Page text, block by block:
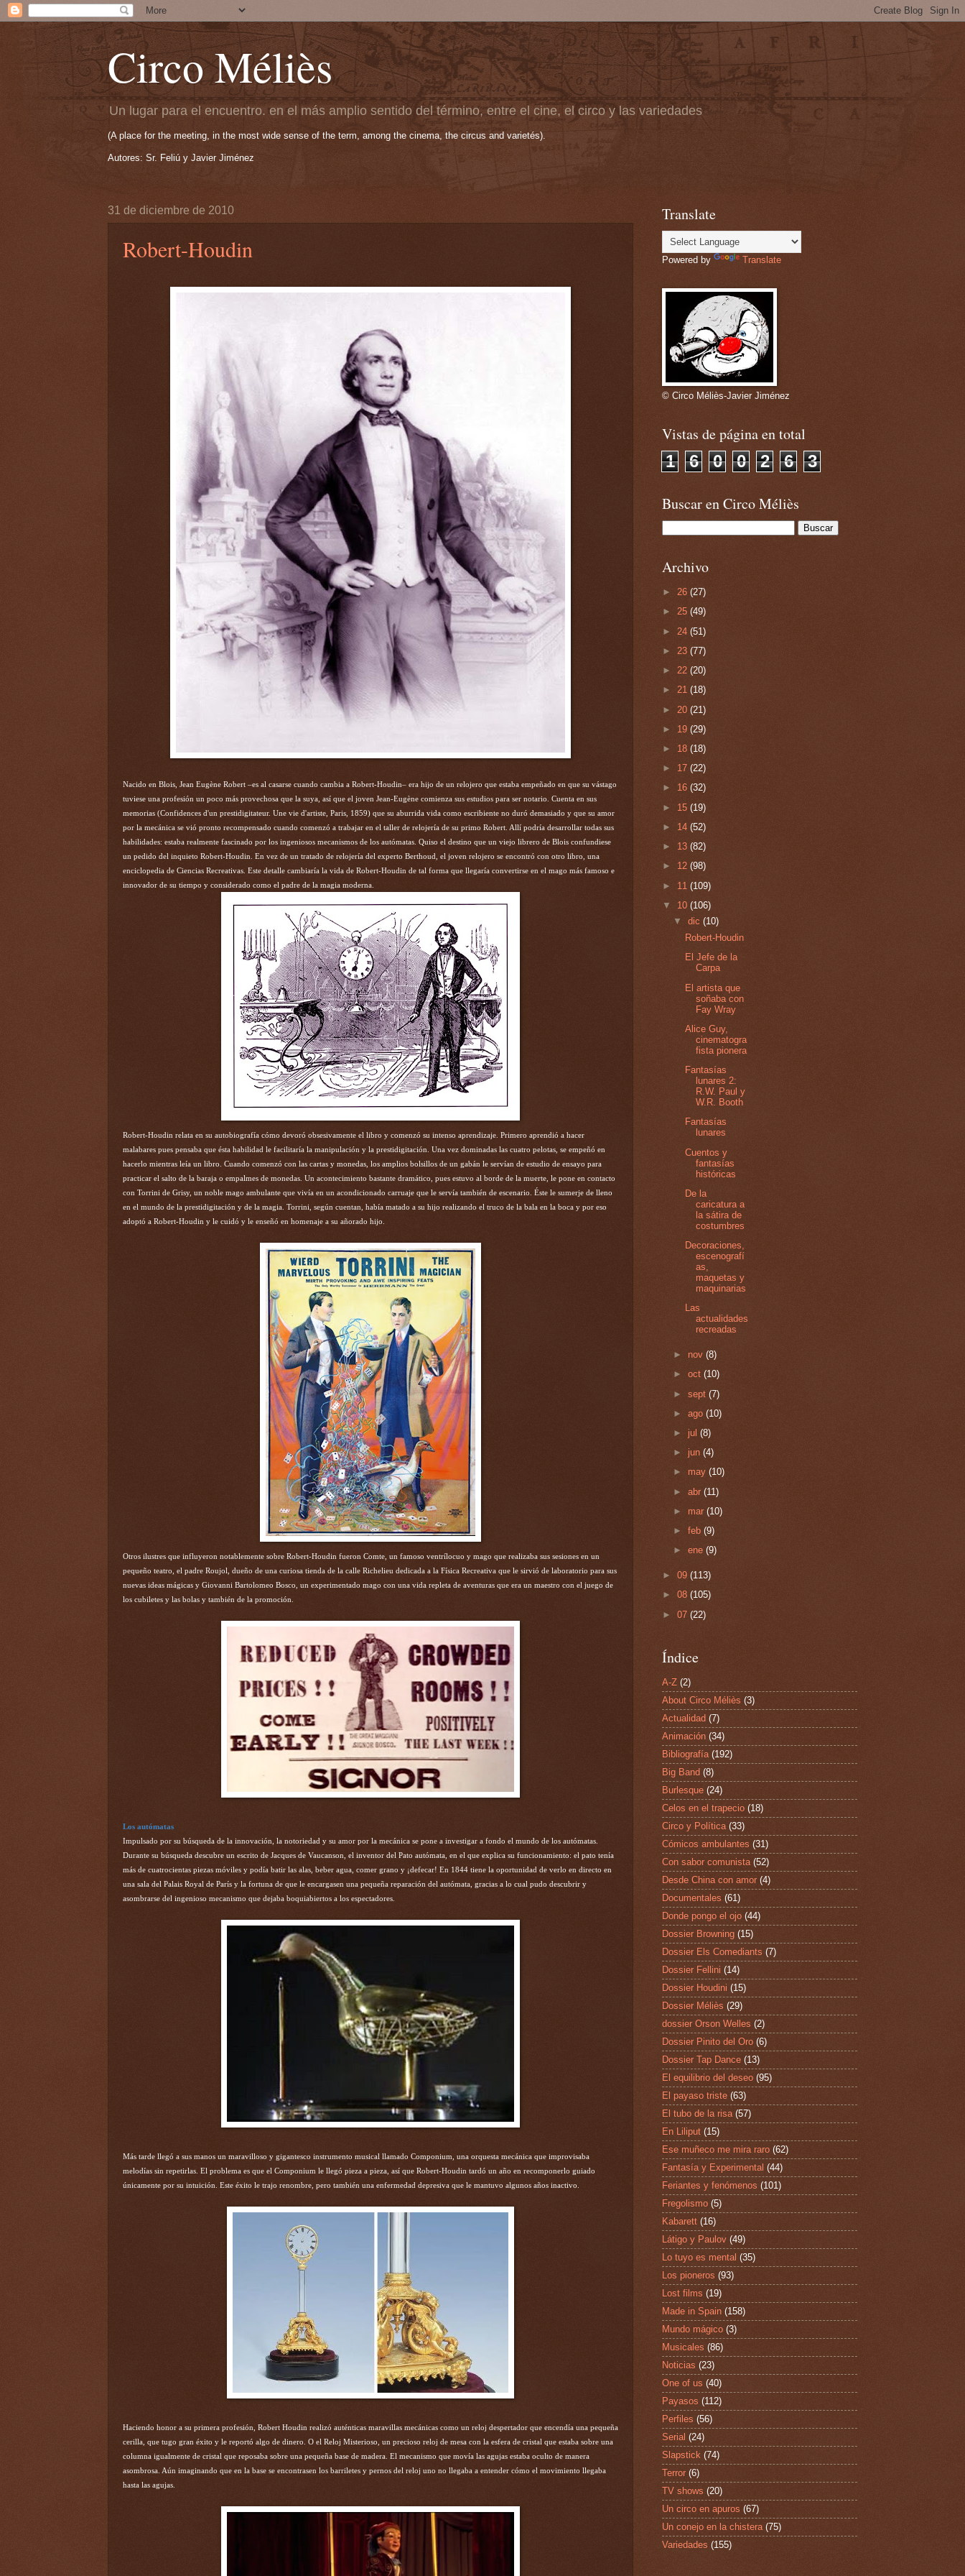
Circo Méliès
Un lugar para el encuentro. en el más amplio sentido del término, entre el cine, el circo y las variedades
(A place for the meeting, in the most wide sense of the term, among the cinema, the circus and varietés).
Autores: Sr. Feliú y Javier Jiménez
31 de diciembre de 2010
Robert-Houdin
Nacido en Blois, Jean Eugène Robert –es al casarse cuando cambia a Robert-Houdin– era hijo de un relojero que estaba empeñado en que su vástago
tuviese una profesión un poco más provechosa que la suya, así que el joven Jean-Eugène comienza sus estudios para ser notario. Cuenta en sus
memorias (Confidences d'un prestidigitateur. Une vie d'artiste, Paris, 1859) que su aburrida vida como escribiente no duró demasiado y que su amor
por la mecánica se vió pronto recompensado cuando comenzó a trabajar en el taller de relojería de su primo Robert. Allí podría desarrollar todas sus
habilidades: estaba realmente fascinado por los ingeniosos mecanismos de los autómatas. Quiso el destino que un viejo librero de Blois confundiese
un pedido del inquieto Robert-Houdin. En vez de un tratado de relojería del experto Berthoud, el joven relojero se encontró con otro libro, una
enciclopedia de Ciencias Recreativas. Este detalle cambiaría la vida de Robert-Houdin de tal forma que llegaría convertirse en el mago más famoso e
innovador de su tiempo y considerado como el padre de la magia moderna.
Robert-Houdin relata en su autobiografía cómo devoró obsesivamente el libro y comenzó su intenso aprendizaje. Primero aprendió a hacer
malabares pues pensaba que ésta habilidad le facilitaría la manipulación y la prestidigitación. Una vez dominadas las cuatro pelotas, se empeñó en
hacerlo mientras leía un libro. Cuando comenzó con las cartas y monedas, los amplios bolsillos de un gabán le servían de estudio de ensayo para
practicar el salto de la baraja o empalmes de monedas. Un acontecimiento bastante dramático, pues estuvo al borde de la muerte, le pone en contacto
con Torrini de Grisy, un noble mago ambulante que vivía en un acondicionado carruaje que le servía también de escenario. Éste le sumerje de lleno
en el mundo de la prestidigitación y de la magia. Torrini, según cuentan, había matado a su hijo realizando el truco de la bala en la boca y por eso
adoptó a Robert-Houdin y le cuidó y le enseñó en homenaje a su añorado hijo.
Otros ilustres que influyeron notablemente sobre Robert-Houdin fueron Comte, un famoso ventrílocuo y mago que realizaba sus sesiones en un
pequeño teatro, el padre Roujol, dueño de una curiosa tienda de la calle Richelieu dedicada a la Física Recreativa que le sirvió de laboratorio para sus
nuevas ideas mágicas y Giovanni Bartolomeo Bosco, un experimentado mago con una vida repleta de aventuras que era un maestro con el juego de
los cubiletes y las bolas y también de la promoción.
Los autómatas
Impulsado por su búsqueda de la innovación, la notoriedad y su amor por la mecánica se pone a investigar a fondo el mundo de los autómatas.
Durante su búsqueda descubre un escrito de Jacques de Vaucanson, el inventor del Pato autómata, en el que explica su funcionamiento: el pato tenía
más de cuatrocientas piezas móviles y podía batir las alas, beber agua, comer grano y ¡defecar! En 1844 tiene la oportunidad de verlo en directo en
una sala del Palais Royal de París y la fortuna de que le encargasen una pequeña reparación del autómata, gracias a lo cual pudo descubrir y
asombrarse del ingenioso mecanismo que dejaba boquiabiertos a los espectadores.
Más tarde llegó a sus manos un maravilloso y gigantesco instrumento musical llamado Componium, una orquesta mecánica que improvisaba
melodías sin repetirlas. El problema es que el Componium le llegó pieza a pieza, así que Robert-Houdin tardó un año en recomponerlo guiado
únicamente por su intuición. Este éxito le trajo renombre, pero también una enfermedad depresiva que le mantuvo algunos años inactivo.
Haciendo honor a su primera profesión, Robert Houdin realizó auténticas maravillas mecánicas como un reloj despertador que encendía una pequeña
cerilla, que tugo gran éxito y le reportó algo de dinero. O el Reloj Misterioso, un precioso reloj de mesa con la esfera de cristal que estaba sobre una
columna igualmente de cristal que reposaba sobre una pequeña base de madera. El mecanismo que movía las agujas estaba oculto de manera
asombrosa. Aún imaginando que en la base se encontrasen los barriletes y pernos del reloj uno no llegaba a entender cómo el movimiento llegaba
hasta las agujas.
Translate
Powered by Translate
© Circo Méliès-Javier Jiménez
Vistas de página en total
1
6 0 0 2 6 3
Buscar en Circo Méliès
Archivo
► 26 (27)
► 25 (49)
► 24 (51)
► 23 (77)
► 22 (20)
► 21 (18)
► 20 (21)
► 19 (29)
► 18 (18)
► 17 (22)
► 16 (32)
► 15 (19)
► 14 (52)
► 13 (82)
► 12 (98)
► 11 (109)
▼ 10 (106)
▼dic(10)
Robert-Houdin
El Jefe de la
Carpa
El artista que
soñaba con
Fay Wray
Alice Guy,
cinematogra
fista pionera
Fantasías
lunares 2:
R.W. Paul y
W.R. Booth
Fantasías
lunares
Cuentos y
fantasías
históricas
De la
caricatura a
la sátira de
costumbres
Decoraciones,
escenografí
as,
maquetas y
maquinarias
Las
actualidades
recreadas
► nov(8)
►oct(10)
►sept(7)
►ago(10)
► jul(8)
►jun(4)
► may(10)
►abr(11)
► mar(10)
►feb(9)
►ene(9)
► 09 (113)
► 08 (105)
► 07 (22)
Índice
A-Z (2)
About Circo Méliès (3)
Actualidad (7)
Animación (34)
Bibliografía (192)
Big Band (8)
Burlesque (24)
Celos en el trapecio (18)
Circo y Política (33)
Cómicos ambulantes (31)
Con sabor comunista (52)
Desde China con amor (4)
Documentales (61)
Donde pongo el ojo (44)
Dossier Browning (15)
Dossier Els Comediants (7)
Dossier Fellini (14)
Dossier Houdini (15)
Dossier Méliès (29)
dossier Orson Welles (2)
Dossier Pinito del Oro (6)
Dossier Tap Dance (13)
El equilibrio del deseo (95)
El payaso triste (63)
El tubo de la risa (57)
En Liliput (15)
Ese muñeco me mira raro (62)
Fantasía y Experimental (44)
Feriantes y fenómenos (101)
Fregolismo (5)
Kabarett (16)
Látigo y Paulov (49)
Lo tuyo es mental (35)
Los pioneros (93)
Lost films (19)
Made in Spain (158)
Mundo mágico (3)
Musicales (86)
Noticias (23)
One of us (40)
Payasos (112)
Perfiles (56)
Serial (24)
Slapstick (74)
Terror (6)
TV shows (20)
Un circo en apuros (67)
Un conejo en la chistera (75)
Variedades (155)